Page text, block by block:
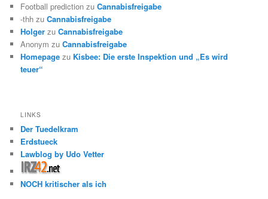
Football prediction zuCannabisfreigabe
-thh zuCannabisfreigabe
Holger zuCannabisfreigabe
Anonym zuCannabisfreigabe
Homepage zu Kisbee: Die erste Inspektion und „Es wird
teuer“
LINKS
Der Tuedelkram
Erdstueck
Lawblog by Udo Vetter
NOCH kritischer als ich